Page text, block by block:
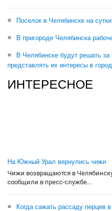
Поселок в Челябинске на
В пригороде Челябинска
В Челябинске будут решать за
представлять их интересы в
ИНТЕРЕСНОЕ
На Южный Урал вернулись чижи
Чижи возвращаются в
сообщили в пресс-службе...
Когда сажать рассаду перцев